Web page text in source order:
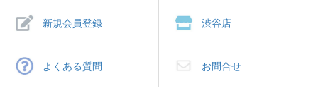
新規会員登録 渋谷店
よくある質問 お問合せ